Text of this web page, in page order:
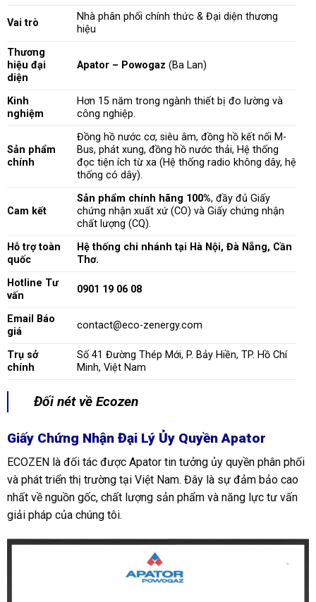
Vai trò
Nhà phân phối chính thức & Đại diện thương
hiệu
Thương
hiệu đại
diện
Apator – Powogaz (Ba Lan)
Kinh
nghiệm
Hơn 15 năm trong ngành thiết bị đo lường và
công nghiệp.
Sản phẩm
chính
Đồng hồ nước cơ, siêu âm, đồng hồ kết nối M-
Bus, phát xung, đồng hồ nước thải, Hệ thống
đọc tiện ích từ xa (Hệ thống radio không dây, hệ
thống có dây).
Cam kết
Sản phẩm chính hãng 100%, đầy đủ Giấy
chứng nhận xuất xứ (CO) và Giấy chứng nhận
chất lượng (CQ).
Hỗ trợ toàn
quốc
Hệ thống chi nhánh tại Hà Nội, Đà Nẵng, Cần
Thơ.
Hotline Tư
vấn
0901 19 06 08
Email Báo
giá
contact@eco-zenergy.com
Trụ sở
chính
Số 41 Đường Thép Mới, P. Bảy Hiền, TP. Hồ Chí
Minh, Việt Nam
Đối nét về Ecozen
Giấy Chứng Nhận Đại Lý Ủy Quyền Apator
ECOZEN là đối tác được Apator tin tưởng ủy quyền phân phối
và phát triển thị trường tại Việt Nam. Đây là sự đảm bảo cao
nhất về nguồn gốc, chất lượng sản phẩm và năng lực tư vấn
giải pháp của chúng tôi.